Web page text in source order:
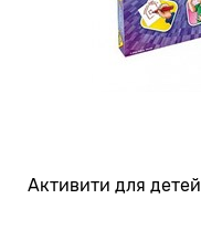
Активити для детей